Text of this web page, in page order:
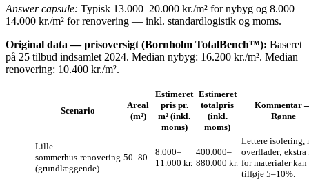
Answer capsule: Typisk 13.000–20.000 kr./m² for nybyg og 8.000–
14.000 kr./m² for renovering — inkl. standardlogistik og moms.
Original data — prisoversigt (Bornholm TotalBench™): Baseret
på 25 tilbud indsamlet 2024. Median nybyg: 16.200 kr./m². Median
renovering: 10.400 kr./m².
Scenario
Areal
(m²)
Estimeret
pris pr.
m² (inkl.
moms)
Estimeret
totalpris
(inkl.
moms)
Kommentar
Rønne
Lille
sommerhus‑renovering
(grundlæggende)
50–80
8.000–
11.000 kr.
400.000–
880.000 kr.
Lettere isolering,
overflader; ekstra
for materialer kan
tilføje 5–10%.